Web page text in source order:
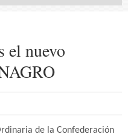
el nuevo
de la Confederación